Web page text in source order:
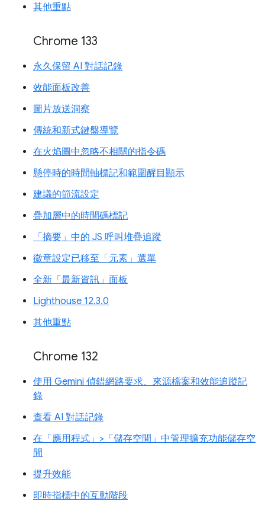
其他重點
Chrome 133
永久保留 AI 對話記錄
效能面板改善
圖片放送洞察
傳統和新式鍵盤導覽
在火焰圖中忽略不相關的指令碼
懸停時的時間軸標記和範圍醒目顯示
建議的節流設定
疊加層中的時間碼標記
「摘要」中的 JS 呼叫堆疊追蹤
徽章設定已移至「元素」選單
全新「最新資訊」面板
Lighthouse 12.3.0
其他重點
Chrome 132
使用 Gemini 偵錯網路要求、來源檔案和效能追蹤記
錄
查看 AI 對話記錄
在「應用程式」>「儲存空間」中管理擴充功能儲存空
間
提升效能
即時指標中的互動階段